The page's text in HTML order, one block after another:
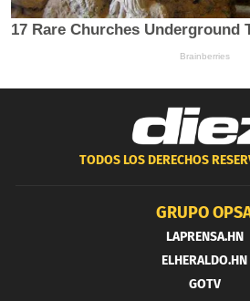
TODOS LOS DERECHOS
GRUPO
LAPRENSA.HN
ELHERALDO.HN
GOTV